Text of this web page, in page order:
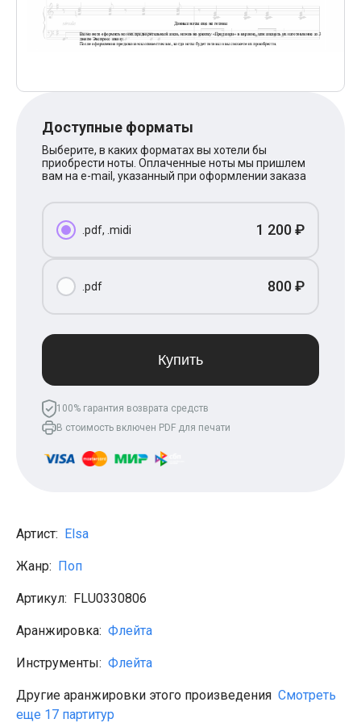
XOLIDAYBOY
Ваня Дмитриенко
Ласковый Май
HammAli & Navai
Billie Eilish
Michael Jackson
Modern Talking
BEARWOLF
Юрий Шатунов
Леонид Агутин
МакSим
Клава Кока
Владимир Пресняков
Мари Краймбрери
Лариса Долина
Саундтреки
Виктор Цой (Кино)
Сектор газа
Алёна Швец
Земфира
Наутилус Помпилиус
Владимир Высоцкий
Гражданская оборона
KSB
Доступные форматы
Выберите, в каких форматах вы хотели бы
приобрести ноты. Оплаченные ноты мы пришлем
вам на e-mail, указанный при оформлении заказа
.pdf, .midi 1 200 ₽
.pdf 800 ₽
Купить
100% гарантия возврата средств
В стоимость включен PDF для печати
Артист: Elsa
Жанр: Поп
Артикул: FLU0330806
Аранжировка: Флейта
Инструменты: Флейта
Другие аранжировки этого произведения Смотреть
еще 17 партитур